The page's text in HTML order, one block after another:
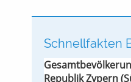
Schnellfakten
Republik Zypern